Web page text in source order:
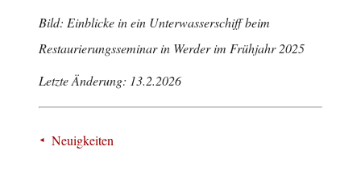
Bild: Einblicke in ein Unterwasserschiff beim
Restaurierungsseminar in Werder im Frühjahr 2025
Letzte Änderung: 13.2.2026
Neuigkeiten